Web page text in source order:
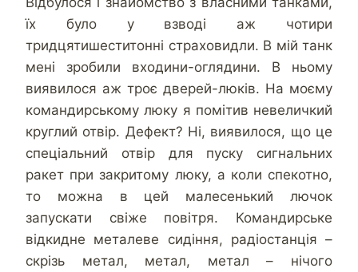
їх було у взводі аж чотири
тридцятишеститонні страховидли. В мій танк
мені зробили входини-оглядини. В ньому
виявилося аж троє дверей-люків. На моєму
командирському люку я помітив невеличкий
круглий отвір. Дефект? Ні, виявилося, що це
спеціальний отвір для пуску сигнальних
ракет при закритому люку, а коли спекотно,
то можна в цей малесенький лючок
запускати свіже повітря. Командирське
відкидне металеве сидіння, радіостанція –
скрізь метал, метал, метал – нічого